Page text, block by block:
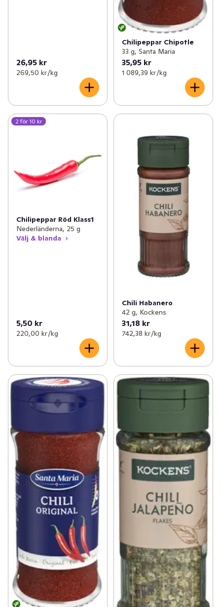
26,95 kr
269,50 kr /kg
Chilipeppar Chipotle
33 g, Santa Maria
35,95 kr
1 089,39 kr /kg
2 för 10 kr
Chilipeppar Röd Klass1
Nederländerna, 25 g
Välj & blanda
5,50 kr
220,00 kr /kg
Chili Habanero
42 g, Kockens
31,18 kr
742,38 kr /kg